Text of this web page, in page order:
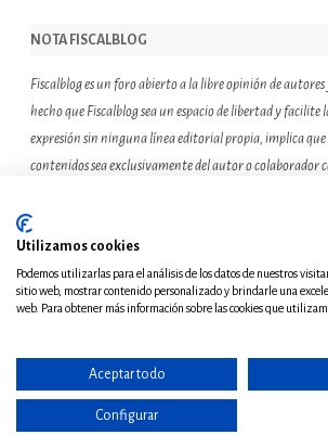
NOTA FISCALBLOG
Fiscalblog es un foro abierto a la libre opinión de autores
hecho que Fiscalblog sea un espacio de libertad y
expresión sin ninguna línea editorial propia, implica que
contenidos sea exclusivamente del autor o colaborador
ello suponga que el resto de miembros de la comunidad
compartan las reflexiones u opiniones expresadas.
© Copyright 2011 - Todos
los derechos reservados
Utilizamos cookies
Podemos utilizarlas para el análisis de los datos de nuestros
sitio web, mostrar contenido personalizado y brindarle una
web. Para obtener más información sobre las cookies que
Aceptar todo
Configurar